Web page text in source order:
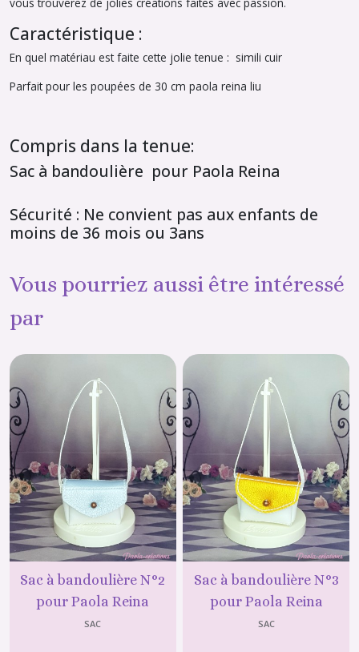
Caractéristique :
En quel matériau est faite cette jolie tenue : simili cuir
Parfait pour les poupées de 30 cm paola reina liu
Compris dans la tenue:
Sac à bandoulière pour Paola Reina
Sécurité : Ne convient pas aux enfants de
moins de 36 mois ou 3ans
Vous pourriez aussi être intéressé
par
Sac à bandoulière N°2
pour Paola Reina
SAC
Sac à bandoulière N°3
pour Paola Reina
SAC